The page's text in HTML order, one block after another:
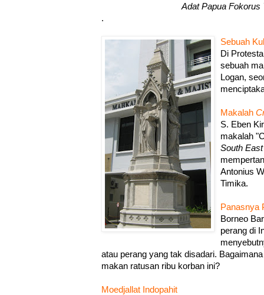
Adat Papua Fokorus
.
Sebuah
Di
sebuah
Logan,
Makalah
S. Eben
makalah
South
Antonius
Timika.
Panasnya
Borneo
perang di
atau perang yang tak disadari.
makan ratusan ribu korban ini?
Moedjallat Indopahit